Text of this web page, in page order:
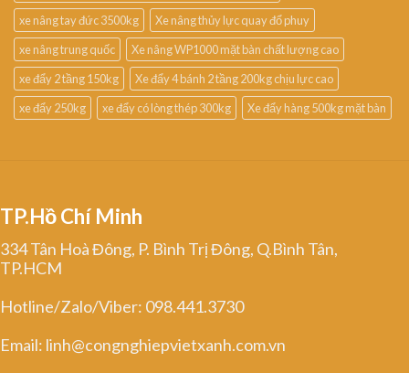
xe nâng tay đức 3500kg
Xe nâng thủy lực quay đổ phuy
xe nâng trung quốc
Xe nâng WP1000 mặt bàn chất lượng cao
xe đẩy 2 tầng 150kg
Xe đẩy 4 bánh 2 tầng 200kg chịu lực cao
xe đẩy 250kg
xe đẩy có lòng thép 300kg Xe đẩy hàng 500kg mặt bàn
TP.Hồ Chí Minh
334 Tân Hoà Đông, P. Bình Trị Đông, Q.Bình Tân,
TP.HCM
Hotline/Zalo/Viber: 098.441.3730
Email: linh@congnghiepvietxanh.com.vn